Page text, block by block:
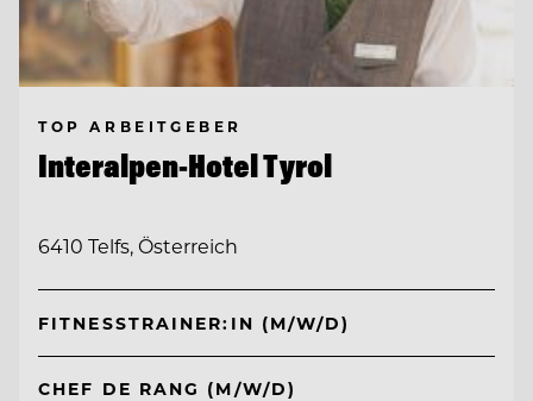
TOP ARBEITGEBER
Interalpen-Hotel Tyrol
6410 Telfs, Österreich
FITNESSTRAINER:IN (M/W/D)
CHEF DE RANG (M/W/D)